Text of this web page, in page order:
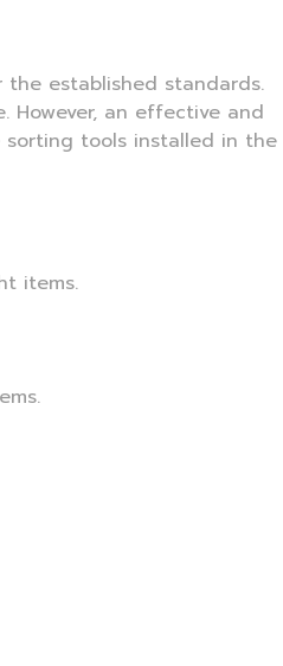
established standards.
an effective and
sorting tools installed in the
items.